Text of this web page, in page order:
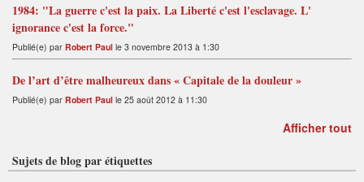
1984: "La guerre c'est la paix. La Liberté c'est l'esclavage. L'
ignorance c'est la force."
Publié(e) par Robert Paul le 3 novembre 2013 à 1:30
De l’art d’être malheureux dans « Capitale de la douleur »
Publié(e) par Robert Paul le 25 août 2012 à 11:30
Afficher tout
Sujets de blog par étiquettes